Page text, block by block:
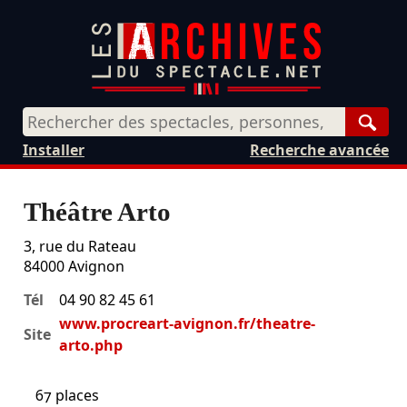
Recherche avancée
Installer
Théâtre Arto
3, rue du Rateau
84000 Avignon
Tél
04 90 82 45 61
Site
www.procreart-avignon.fr/theatre-
arto.php
67 places